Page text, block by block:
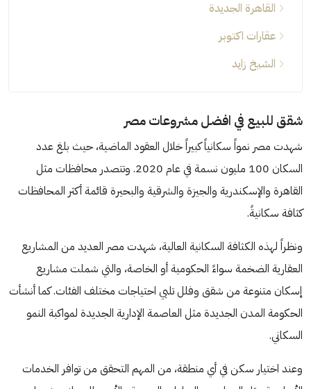
القاهرة الجديدة
عقارات اكتوبر
الشيخ زايد
شقق للبيع في افضل مشروعات مصر
شهدت مصر نمواً سكانياً كبيراً خلال العقود الماضية، حيث بلغ عدد
السكان 100 مليون نسمة في عام 2020. وتتصدر محافظات مثل
القاهرة والإسكندرية والجيزة والشرقية والبحيرة قائمة أكثر المحافظات
كثافة سكانيةً.
ونظراً لهذه الكثافة السكانية العالية، شهدت مصر العديد من المشاريع
العقارية الضخمة سواءً الحكومية أو الخاصة، والتي شملت مشاريع
إسكان متنوعة من شقق وفلل تلبي احتياجات مختلف الفئات. كما أنشأت
الحكومة المدن الجديدة مثل العاصمة الإدارية الجديدة لمواكبة النمو
السكاني.
وعند اختيار سكن في أي منطقة، من المهم التحقق من توافر الخدمات